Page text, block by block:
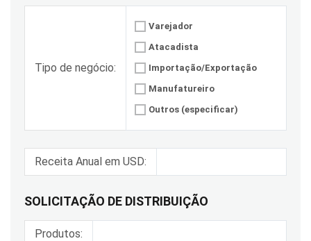
Tipo de negócio:
Varejador
Atacadista
Importação/Exportação
Manufatureiro
Outros (especificar)
Receita Anual em USD:
SOLICITAÇÃO DE DISTRIBUIÇÃO
Produtos: